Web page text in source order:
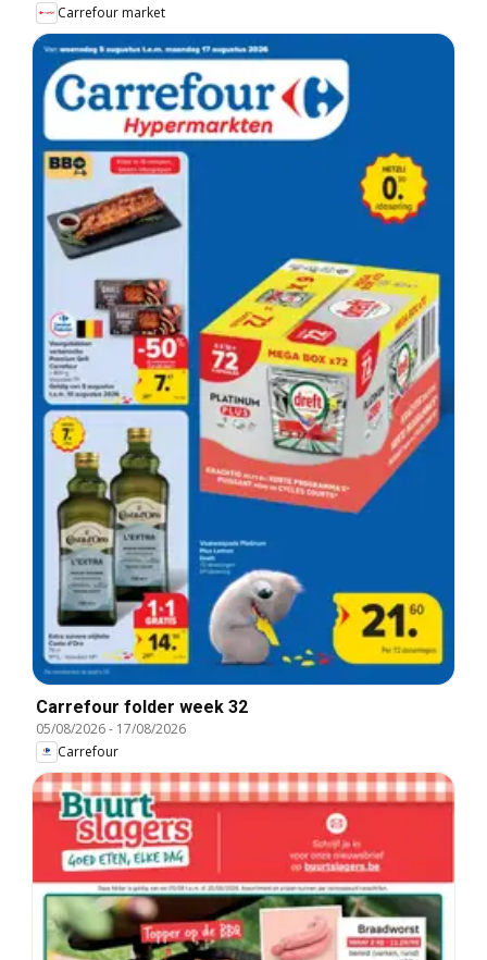
Carrefour market
Carrefour folder week 32
05/08/2026- 17/08/2026
Carrefour